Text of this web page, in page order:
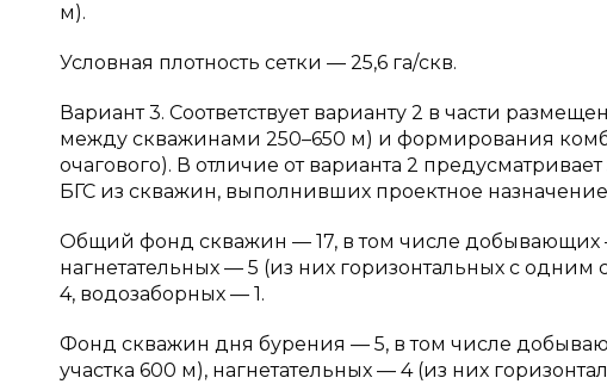
м).
Условная плотность сетки — 25,6 га/скв.
Вариант 3. Соответствует варианту 2 в части
между скважинами 250–650 м) и формирования
очагового). В отличие от варианта 2
БГС из скважин, выполнивших проектное
Общий фонд скважин — 17, в том числе добывающих
нагнетательных — 5 (из них горизонтальных с
4, водозаборных — 1.
Фонд скважин дня бурения — 5, в том числе
участка 600 м), нагнетательных — 4 (из них